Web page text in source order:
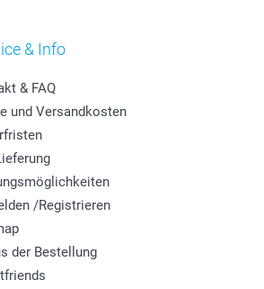
& Info
& FAQ
und Versandkosten
/Registrieren
der Bestellung